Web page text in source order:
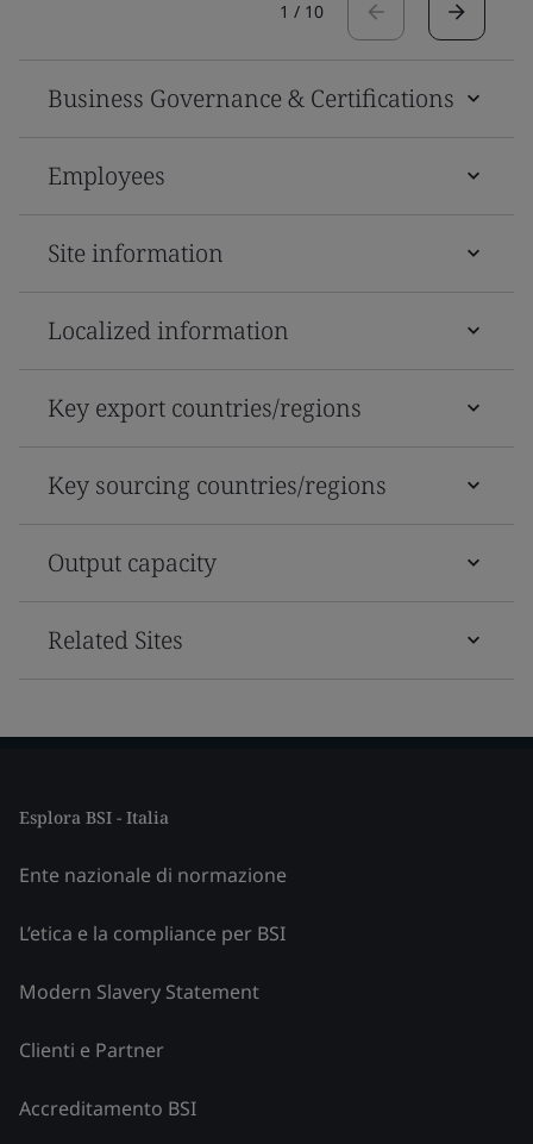
1 / 10
Business Governance & Certifications
Employees
Site information
Localized information
Key export countries/regions
Key sourcing countries/regions
Output capacity
Related Sites
Esplora BSI - Italia
Ente nazionale di normazione
L’etica e la compliance per BSI
Modern Slavery Statement
Clienti e Partner
Accreditamento BSI